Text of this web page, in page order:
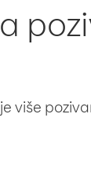
više